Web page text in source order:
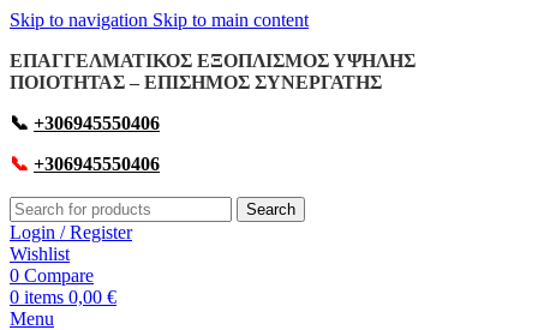
Skip to navigation Skip to main content
ΕΠΑΓΓΕΛΜΑΤΙΚΟΣ ΕΞΟΠΛΙΣΜΟΣ ΥΨΗΛΗΣ
ΠΟΙΟΤΗΤΑΣ – ΕΠΙΣΗΜΟΣ ΣΥΝΕΡΓΑΤΗΣ
📞 +306945550406
📞 +306945550406
Search
Login / Register
Wishlist
0 Compare
0 items 0,00 €
Menu